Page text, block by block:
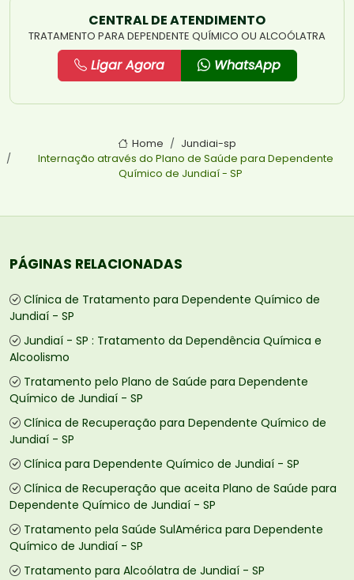
CENTRAL DE ATENDIMENTO
TRATAMENTO PARA DEPENDENTE QUÍMICO OU ALCOÓLATRA
Ligar Agora WhatsApp
Home
Jundiai-sp
Internação através do Plano de Saúde para Dependente
Químico de Jundiaí - SP
PÁGINAS RELACIONADAS
Clínica de Tratamento para Dependente Químico de
Jundiaí - SP
Jundiaí - SP : Tratamento da Dependência Química e
Alcoolismo
Tratamento pelo Plano de Saúde para Dependente
Químico de Jundiaí - SP
Clínica de Recuperação para Dependente Químico de
Jundiaí - SP
Clínica para Dependente Químico de Jundiaí - SP
Clínica de Recuperação que aceita Plano de Saúde para
Dependente Químico de Jundiaí - SP
Tratamento pela Saúde SulAmérica para Dependente
Químico de Jundiaí - SP
Tratamento para Alcoólatra de Jundiaí - SP